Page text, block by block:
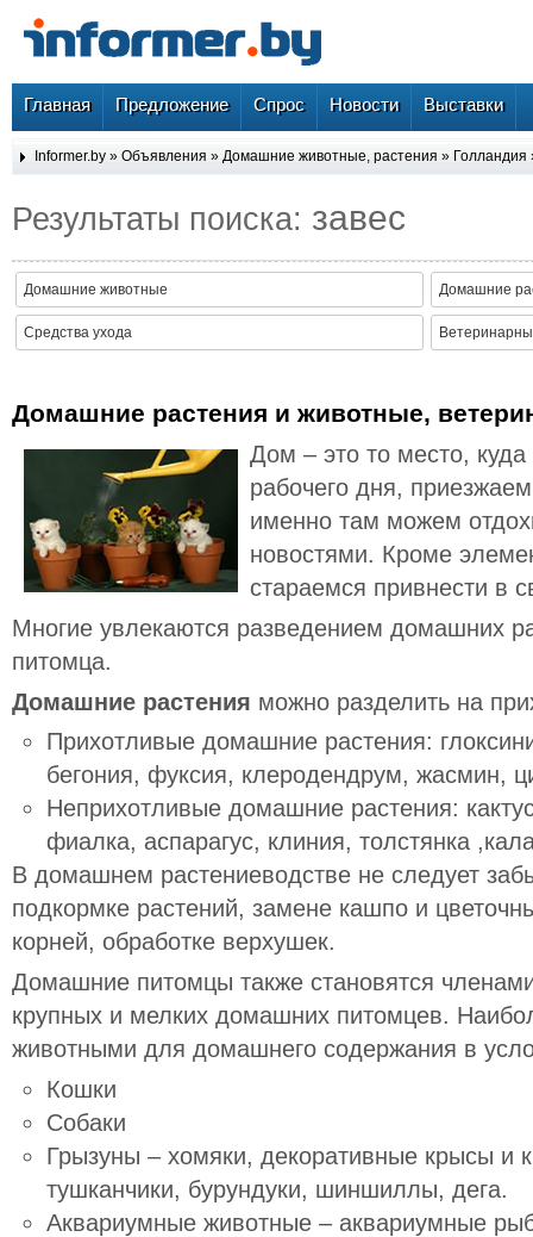
Главная Предложение Спрос Новости Выставки
Informer.by » Объявления » Домашние животные, растения » Голландия
Результаты поиска: завес
Домашние животные Домашние
Средства ухода
Домашние растения и животные,
Дом – это то место,
рабочего дня,
именно там можем
новостями. Кроме
стараемся привнести в
Многие увлекаются разведением домашних
питомца.
Домашние растения можно разделить на
Прихотливыедомашние растения:
бегония, фуксия, клеродендрум, жасмин,
Неприхотливые домашние растения:
фиалка, аспарагус, клиния, толстянка
В домашнем растениеводстве не следует
подкормке растений, замене кашпо и
корней, обработке верхушек.
Домашние питомцы также становятся
крупных и мелких домашних питомцев.
животными для домашнего содержания в
Кошки
Собаки
Грызуны – хомяки, декоративные крысы и
тушканчики, бурундуки, шиншиллы, дега.
Аквариумные животные – аквариумные